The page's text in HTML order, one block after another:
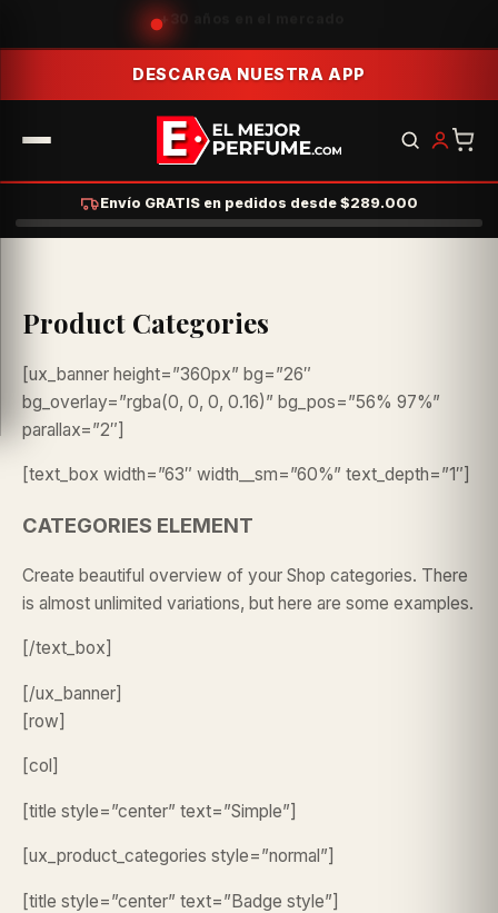
+30 años en el mercado
DESCARGA NUESTRA APP
Envío GRATIS en pedidos desde $289.000
Product Categories
[ux_banner height=”360px” bg=”26″
bg_overlay=”rgba(0, 0, 0, 0.16)” bg_pos=”56% 97%”
parallax=”2″]
[text_box width=”63″ width__sm=”60%” text_depth=”1″]
CATEGORIES ELEMENT
Create beautiful overview of your Shop categories. There
is almost unlimited variations, but here are some examples.
[/text_box]
[/ux_banner]
[row]
[col]
[title style=”center” text=”Simple”]
[ux_product_categories style=”normal”]
[title style=”center” text=”Badge style”]